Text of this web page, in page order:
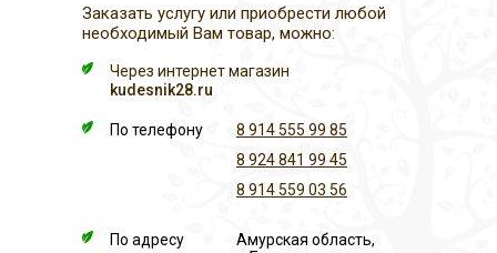
Амурская область,
8 914 555 99 85
8 924 841 99 45
По телефону
По адресу
8 914 559 03 56
Через интернет магазин
kudesnik28.ru
Заказать услугу или приобрести любой
необходимый Вам товар, можно: